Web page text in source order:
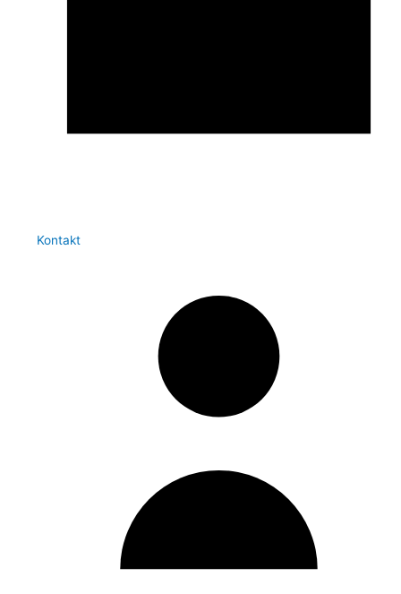
Kontakt